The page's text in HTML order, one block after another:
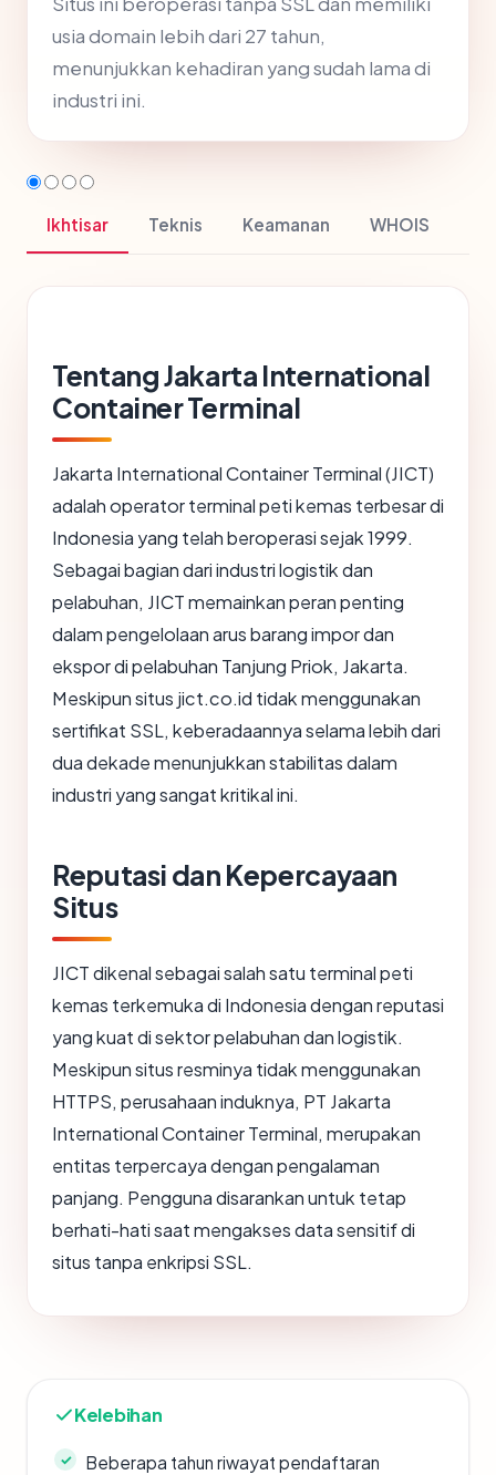
usia domain lebih dari 27 tahun,
menunjukkan kehadiran yang sudah lama di
industri ini.
Ikhtisar Teknis Keamanan WHOIS
Tentang Jakarta International
Container Terminal
Jakarta International Container Terminal (JICT)
adalah operator terminal peti kemas terbesar di
Indonesia yang telah beroperasi sejak 1999.
Sebagai bagian dari industri logistik dan
pelabuhan, JICT memainkan peran penting
dalam pengelolaan arus barang impor dan
ekspor di pelabuhan Tanjung Priok, Jakarta.
Meskipun situs jict.co.id tidak menggunakan
sertifikat SSL, keberadaannya selama lebih dari
dua dekade menunjukkan stabilitas dalam
industri yang sangat kritikal ini.
Reputasi dan Kepercayaan
Situs
JICT dikenal sebagai salah satu terminal peti
kemas terkemuka di Indonesia dengan reputasi
yang kuat di sektor pelabuhan dan logistik.
Meskipun situs resminya tidak menggunakan
HTTPS, perusahaan induknya, PT Jakarta
International Container Terminal, merupakan
entitas terpercaya dengan pengalaman
panjang. Pengguna disarankan untuk tetap
berhati-hati saat mengakses data sensitif di
situs tanpa enkripsi SSL.
Kelebihan
Beberapa tahun riwayat pendaftaran